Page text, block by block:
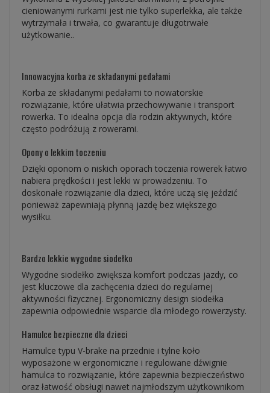
cieniowanymi rurkami jest nie tylko superlekka, ale także
wytrzymała i trwała, co gwarantuje długotrwałe
użytkowanie..
Innowacyjna korbа ze składanymi pedałami
Korbа ze składanymi pedałami to nowatorskie
rozwiązanie, które ułatwia przechowywanie i transport
rowerka. To idealna opcja dla rodzin aktywnych, które
często podróżują z rowerami.
Opony o lekkim toczeniu
Dzięki oponom o niskich oporach toczenia rowerek łatwo
nabiera prędkości i jest lekki w prowadzeniu. To
doskonałe rozwiązanie dla dzieci, które uczą się jeździć
ponieważ zapewniają płynną jazdę bez większego
wysiłku.
Bardzo lekkie wygodne siodełko
Wygodne siodełko zwiększa komfort podczas jazdy, co
jest kluczowe dla zachęcenia dzieci do regularnej
aktywności fizycznej. Ergonomiczny design siodełka
zapewnia odpowiednie wsparcie dla młodego rowerzysty.
Hamulce bezpieczne dla dzieci
Hamulce typu V-brake na przednie i tylne koło
wyposażone w ergonomiczne i regulowane dźwignie
hamulca to rozwiązanie, które zapewnia bezpieczeństwo
oraz łatwość obsługi nawet najmłodszym użytkownikom